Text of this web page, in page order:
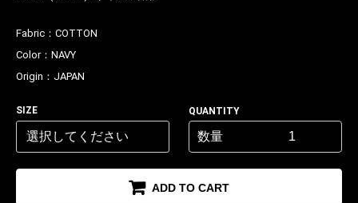
Fabric： COTTON
Color： NAVY
Origin： JAPAN
SIZE QUANTITY
数量
ADD TO CART